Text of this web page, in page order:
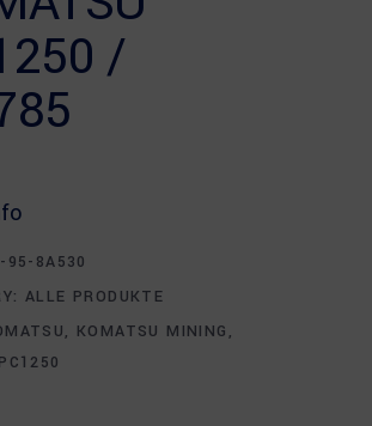
/
95-8A530
ALLE PRODUKTE
, KOMATSU MINING ,
PC1250